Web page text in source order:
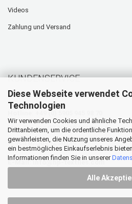
Diese Webseite verwendet
Technologien
Wir verwenden Cookies und ähnliche
Drittanbietern, um die ordentliche
gewährleisten, die Nutzung unseres
ein bestmögliches Einkaufserlebnis
Informationen finden Sie in unserer
Alle
Videos
Zahlung und Versand
KUNDENSERVICE
Hotline: +49 (0) 5905 945 98 70
Mo. - Do. von 07:30 - 16:00 Uhr
Fr. von 07:30 - 12:30 Uhr
E-Mail:info@hp-textiles.com